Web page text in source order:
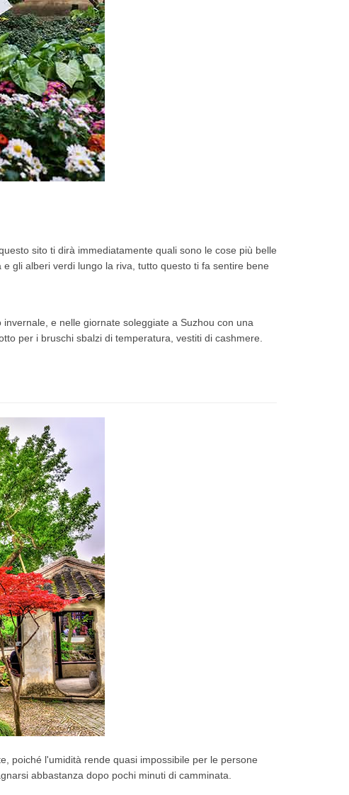
sito ti dirà immediatamente quali sono le cose più belle
gli alberi verdi lungo la riva, tutto questo ti fa sentire bene
e nelle giornate soleggiate a Suzhou con una
per i bruschi sbalzi di temperatura, vestiti di cashmere.
poiché l'umidità rende quasi impossibile per le persone
abbastanza dopo pochi minuti di camminata.